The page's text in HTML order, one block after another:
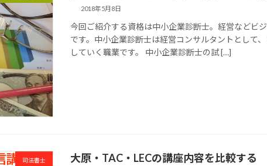
2018年5月8日
今回ご紹介する資格は中小企業診断士。経営などビ
です。中小企業診断士は経営コンサルタントとして
していく職業です。 中小企業診断士の試 […]
司法書士 大原・TAC・LECの講座内容を比較する